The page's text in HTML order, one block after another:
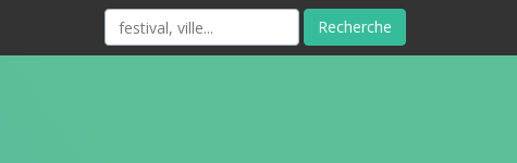
Recherche